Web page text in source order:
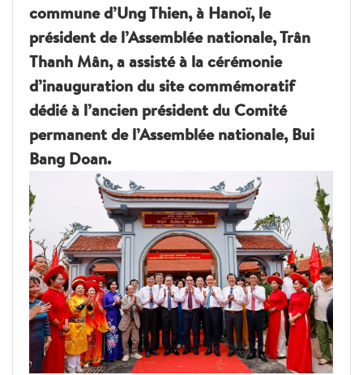
commune d’Ung Thien, à Hanoï, le
président de l’Assemblée nationale, Trân
Thanh Mân, a assisté à la cérémonie
d’inauguration du site commémoratif
dédié à l’ancien président du Comité
permanent de l’Assemblée nationale, Bui
Bang Doan.